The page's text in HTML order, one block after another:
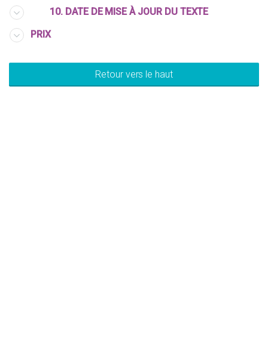
10. DATE DE MISE À JOUR DU TEXTE
PRIX
Retour vers le haut